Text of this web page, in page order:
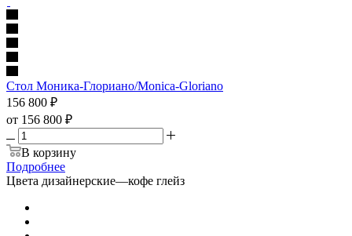
Стол Моника-Глориано/Monica-Gloriano
156 800 ₽
от 156 800 ₽
В корзину
Подробнее
Цвета дизайнерские—кофе глейз